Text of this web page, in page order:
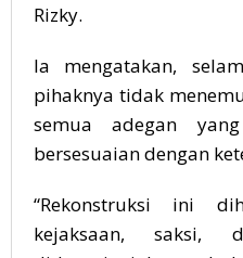
Rizky.
Ia mengatakan,
pihaknya tidak
semua adegan
bersesuaian dengan
“Rekonstruksi ini
kejaksaan, saksi,